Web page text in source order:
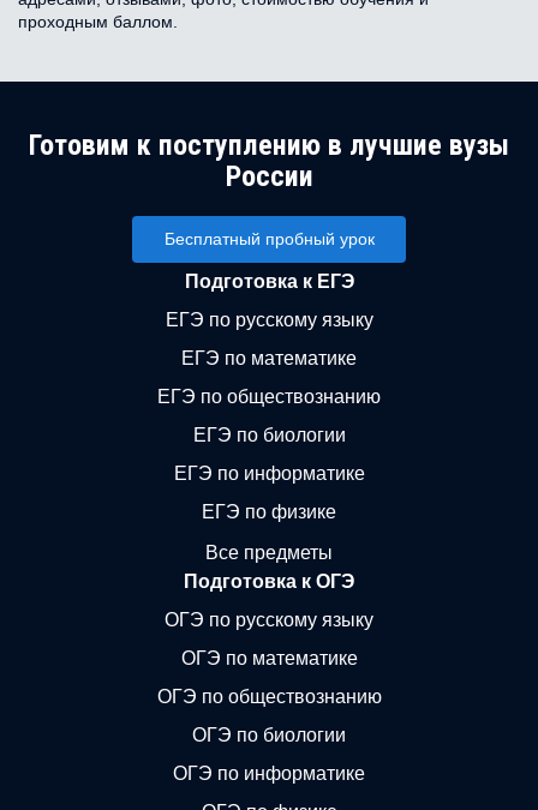
проходным баллом.
Готовим к поступлению в лучшие вузы
России
Бесплатный пробный урок
Подготовка к ЕГЭ
ЕГЭ по русскому языку
ЕГЭ по математике
ЕГЭ по обществознанию
ЕГЭ по биологии
ЕГЭ по информатике
ЕГЭ по физике
Все предметы
Подготовка к ОГЭ
ОГЭ по русскому языку
ОГЭ по математике
ОГЭ по обществознанию
ОГЭ по биологии
ОГЭ по информатике